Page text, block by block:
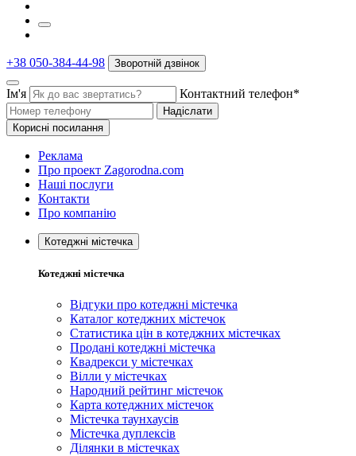
+38 050-384-44-98 Зворотній дзвінок
Ім'я Контактний телефон*
Надіслати
Корисні посилання
Реклама
Про проект Zagorodna.com
Наші послуги
Контакти
Про компанію
Котеджні містечка
Котеджні містечка
Відгуки про котеджні містечка
Каталог котеджних містечок
Статистика цін в котеджних містечках
Продані котеджні містечка
Квадрекси у містечках
Вілли у містечках
Народний рейтинг містечок
Карта котеджних містечок
Містечка таунхаусів
Містечка дуплексів
Ділянки в містечках